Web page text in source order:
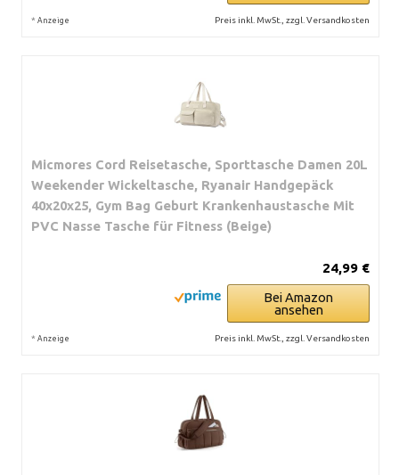
* Anzeige Preis inkl. MwSt., zzgl. Versandkosten
Micmores Cord Reisetasche, Sporttasche Damen 20L
Weekender Wickeltasche, Ryanair Handgepäck
40x20x25, Gym Bag Geburt Krankenhaustasche Mit
PVC Nasse Tasche für Fitness (Beige)
24,99 €
Bei Amazon
ansehen
* Anzeige Preis inkl. MwSt., zzgl. Versandkosten